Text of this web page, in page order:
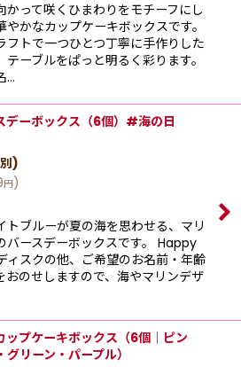
かって咲くひまわりをモチーフにし
やかなカップケーキボックスです。
フトで一つひとつ丁寧に手作りした
テーブルをぱっと明るく彩ります。
…
デーボックス（6個）#海の日
)
円)
トブルーが夏の海を思わせる、マリ
バースデーボックスです。 Happy
スクの他、ご希望のお名前・年齢
おのせしますので、海やマリンデザ
ップケーキボックス（6個｜ピン
リーン・パープル）